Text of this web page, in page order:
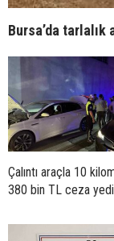
Bursa’da tarlalık
Çalıntı araçla 10
380 bin TL ceza yedi